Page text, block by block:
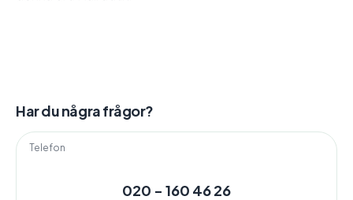
Har du några frågor?
Telefon
020 - 160 46 26